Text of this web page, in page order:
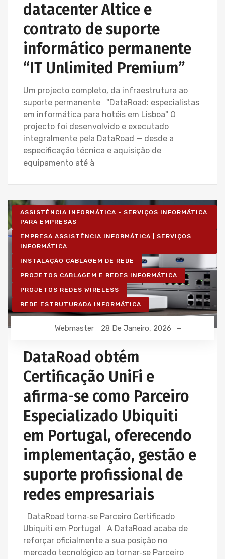
datacenter Altice e
contrato de suporte
informático permanente
“IT Unlimited Premium”
Um projecto completo, da infraestrutura ao
suporte permanente "DataRoad: especialistas
em informática para hotéis em Lisboa" O
projecto foi desenvolvido e executado
integralmente pela DataRoad — desde a
especificação técnica e aquisição de
equipamento até à
ASSISTÊNCIA INFORMÁTICA - SERVIÇOS INFORMÁTICA
PARA EMPRESAS
EMPRESA ASSISTÊNCIA INFORMÁTICA | SERVIÇOS
INFORMÁTICA
INSTALAÇÃO CABLAGEM DE REDE
PROJETOS CABLAGEM E REDES INFORMÁTICA
PROJETOS REDES WIRELESS
REDE ESTRUTURADA INFORMÁTICA
Webmaster 28 De Janeiro, 2026
DataRoad obtém
Certificação UniFi e
afirma-se como Parceiro
Especializado Ubiquiti
em Portugal, oferecendo
implementação, gestão e
suporte profissional de
redes empresariais
DataRoad torna‑se Parceiro Certificado
Ubiquiti em Portugal A DataRoad acaba de
reforçar oficialmente a sua posição no
mercado tecnológico ao tornar‑se Parceiro